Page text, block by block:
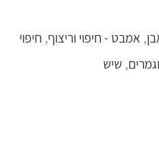
, אמבט - חיפוי וריצוף, חיפוי
, שיש